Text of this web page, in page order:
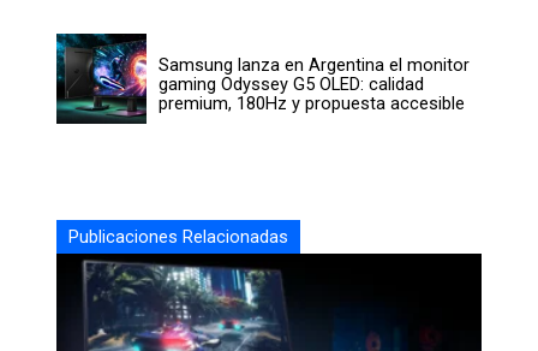
Samsung lanza en Argentina el monitor
gaming Odyssey G5 OLED: calidad
premium, 180Hz y propuesta accesible
Publicaciones Relacionadas